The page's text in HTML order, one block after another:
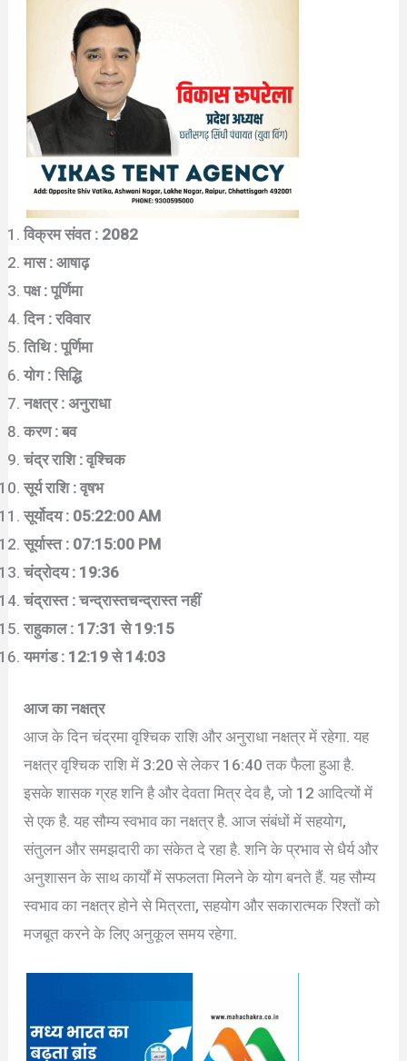
विक्रम संवत : 2082
मास : आषाढ़
पक्ष : पूर्णिमा
दिन : रविवार
तिथि : पूर्णिमा
योग : सिद्धि
नक्षत्र : अनुराधा
करण : बव
चंद्र राशि : वृश्चिक
सूर्य राशि : वृषभ
सूर्योदय : 05:22:00 AM
सूर्यास्त : 07:15:00 PM
चंद्रोदय : 19:36
चंद्रास्त : चन्द्रास्तचन्द्रास्त नहीं
राहुकाल : 17:31 से 19:15
यमगंड : 12:19 से 14:03
आज का नक्षत्र
आज के दिन चंद्रमा वृश्चिक राशि और अनुराधा नक्षत्र में रहेगा. यह
नक्षत्र वृश्चिक राशि में 3:20 से लेकर 16:40 तक फैला हुआ है.
इसके शासक ग्रह शनि है और देवता मित्र देव है, जो 12 आदित्यों में
से एक है. यह सौम्य स्वभाव का नक्षत्र है. आज संबंधों में सहयोग,
संतुलन और समझदारी का संकेत दे रहा है. शनि के प्रभाव से धैर्य और
अनुशासन के साथ कार्यों में सफलता मिलने के योग बनते हैं. यह सौम्य
स्वभाव का नक्षत्र होने से मित्रता, सहयोग और सकारात्मक रिश्तों को
मजबूत करने के लिए अनुकूल समय रहेगा.